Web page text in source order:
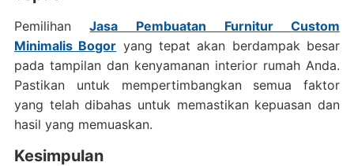
PemilihanJasa Pembuatan Furnitur Custom
Minimalis Bogor yang tepat akan berdampak besar
pada tampilan dan kenyamanan interior rumah Anda.
Pastikan untuk mempertimbangkan semua faktor
yang telah dibahas untuk memastikan kepuasan dan
hasil yang memuaskan.
Kesimpulan